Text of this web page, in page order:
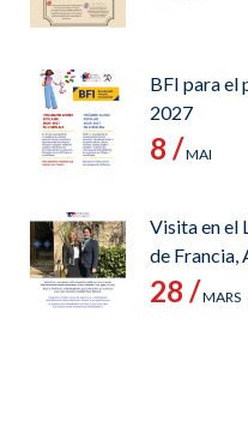
BFI para el
2027
8 /MAI
Visita en el
de Francia,
28 /MARS